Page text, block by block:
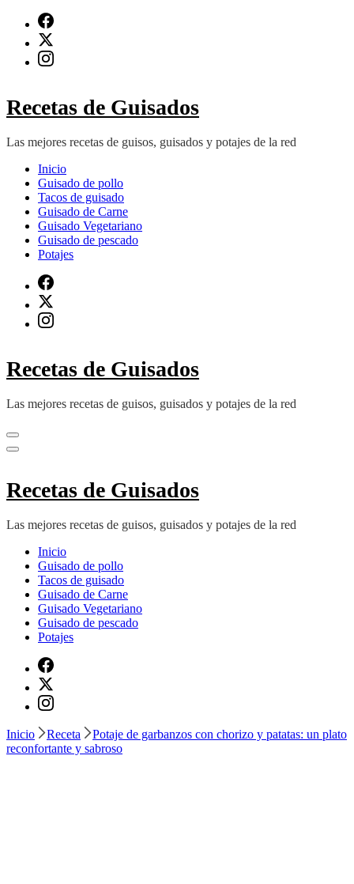
contenido
(presiona
Recetas de Guisados
Las mejores recetas de guisos, guisados y potajes de la red
Inicio
Guisado de pollo
Tacos de guisado
Guisado de Carne
Guisado Vegetariano
Guisado de pescado
Potajes
Recetas de Guisados
Las mejores recetas de guisos, guisados y potajes de la red
Recetas de Guisados
Las mejores recetas de guisos, guisados y potajes de la red
Inicio
Guisado de pollo
Tacos de guisado
Guisado de Carne
Guisado Vegetariano
Guisado de pescado
Potajes
Inicio Receta
Potaje de garbanzos con chorizo y patatas: un plato
reconfortante y sabroso